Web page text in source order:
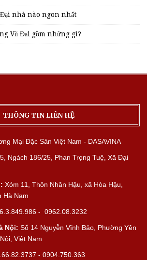
nhà nào ngon nhất
Vũ Đại gồm những gì?
THÔNG TIN LIÊN HỆ
Mại Đặc Sản Việt Nam - DASAVINA
Ngách 186/25, Phan Trọng Tuệ, Xã Đại
Xóm 11, Thôn Nhân Hậu, xã Hòa Hậu,
Hà Nam
- 0962.08.3232
Nội: Số 14 Nguyễn Vĩnh Bảo, Phường Yên
Việt Nam
- 0904.750.363